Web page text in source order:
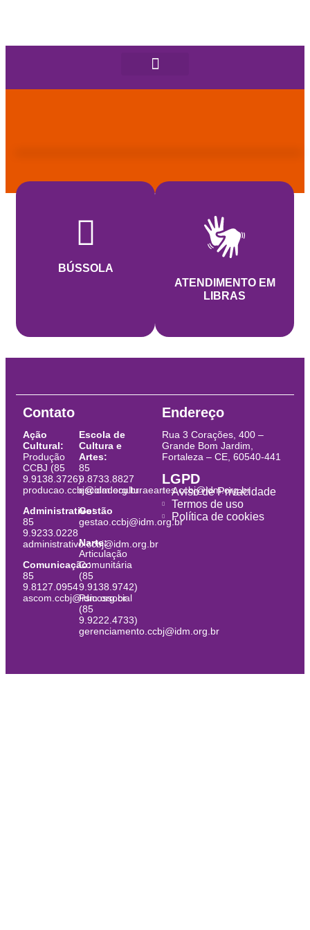
BÚSSOLA
ATENDIMENTO EM
LIBRAS
Contato
Ação
Cultural:
Produção
CCBJ (85
9.9138.3726)
producao.ccbj@idm.org.br
Administrativo:
85
9.9233.0228
administrativo.ccbj@idm.org.br
Comunicação:
85
9.8127.0954
ascom.ccbj@idm.org.br
Escola de
Cultura e
Artes:
85
9.8733.8827
escoladeculturaeartes.ccbj@idm.org.br
Gestão
gestao.ccbj@idm.org.br
Narte:
Articulação
Comunitária
(85
9.9138.9742)
Psicossocial
(85
9.9222.4733)
gerenciamento.ccbj@idm.org.br
Endereço
Rua 3 Corações, 400 –
Grande Bom Jardim,
Fortaleza – CE, 60540-441
LGPD
Aviso de Privacidade
Termos de uso
Política de cookies